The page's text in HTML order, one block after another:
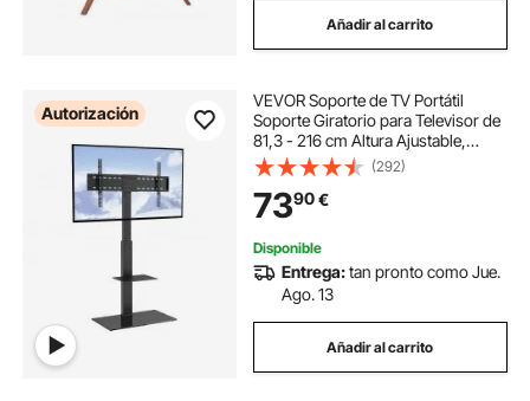
Añadir al carrito
Autorización
VEVOR Soporte de TV Portátil
Soporte Giratorio para Televisor de
81,3 - 216 cm Altura Ajustable,
Capacidad de Carga de 40 kg, Vesa
Máxima 400 x 800 mm, para Sala
de Estar, Hogar, Oficina, Aula
(292)
7390€
Disponible
Entrega:tan pronto como Jue.
Ago. 13
Añadir al carrito